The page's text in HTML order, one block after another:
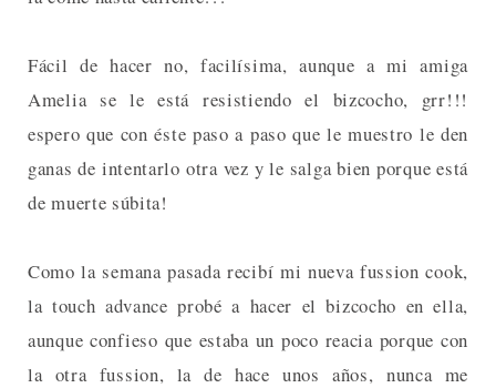
Fácil de hacer no, facilísima, aunque a mi amiga
Amelia se le está resistiendo el bizcocho, grr!!!
espero que con éste paso a paso que le muestro le den
ganas de intentarlo otra vez y le salga bien porque está
de muerte súbita!
Como la semana pasada recibí mi nueva fussion cook,
la touch advance probé a hacer el bizcocho en ella,
aunque confieso que estaba un poco reacia porque con
la otra fussion, la de hace unos años, nunca me